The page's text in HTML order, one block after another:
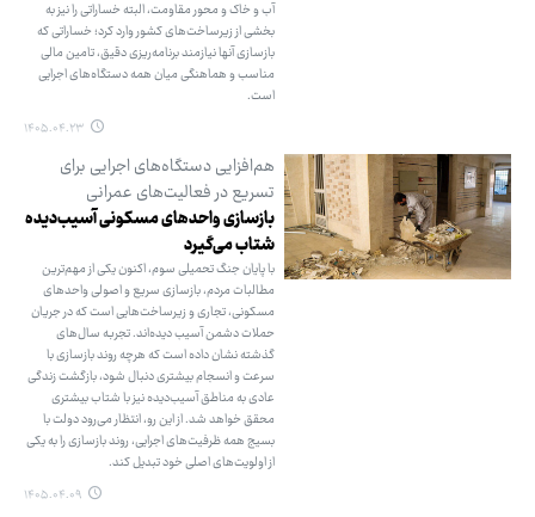
آب و خاک و محور مقاومت، البته خساراتی را نیز به
بخشی از زیرساخت‌های کشور وارد کرد؛ خساراتی که
بازسازی آنها نیازمند برنامه‌ریزی دقیق، تامین مالی
مناسب و هماهنگی میان همه دستگاه‌های اجرایی
است.
۱۴۰۵.۰۴.۲۳
هم‌افزایی دستگاه‌های اجرایی برای
تسریع در فعالیت‌های عمرانی
بازسازی واحدهای مسکونی آسیب‌دیده
شتاب می‌گیرد
با پایان جنگ تحمیلی سوم، اکنون یکی از مهم‌ترین
مطالبات مردم، بازسازی سریع و اصولی واحدهای
مسکونی، تجاری و زیرساخت‌هایی است که در جریان
حملات دشمن آسیب دیده‌اند. تجربه سال‌های
گذشته نشان داده است که هرچه روند بازسازی با
سرعت و انسجام بیشتری دنبال شود، بازگشت زندگی
عادی به مناطق آسیب‌دیده نیز با شتاب بیشتری
محقق خواهد شد. از این رو، انتظار می‌رود دولت با
بسیج همه ظرفیت‌های اجرایی، روند بازسازی را به یکی
از اولویت‌های اصلی خود تبدیل کند.
۱۴۰۵.۰۴.۰۹